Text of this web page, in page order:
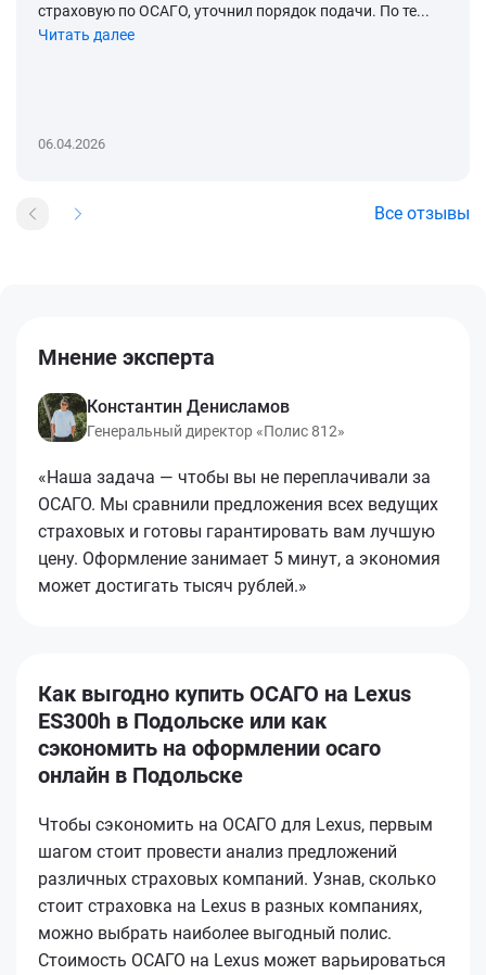
страховую по ОСАГО, уточнил порядок подачи. По те...
Читать далее
06.04.2026
Все отзывы
Мнение эксперта
Константин Денисламов
Генеральный директор «Полис 812»
«Наша задача — чтобы вы не переплачивали за
ОСАГО. Мы сравнили предложения всех ведущих
страховых и готовы гарантировать вам лучшую
цену. Оформление занимает 5 минут, а экономия
может достигать тысяч рублей.»
Как выгодно купить ОСАГО на Lexus
ES300h в Подольске или как
сэкономить на оформлении осаго
онлайн в Подольске
Чтобы сэкономить на ОСАГО для Lexus, первым
шагом стоит провести анализ предложений
различных страховых компаний. Узнав, сколько
стоит страховка на Lexus в разных компаниях,
можно выбрать наиболее выгодный полис.
Стоимость ОСАГО на Lexus может варьироваться